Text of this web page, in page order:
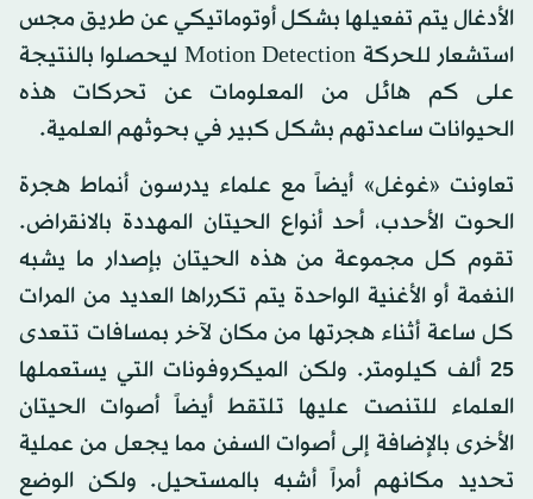
الأدغال يتم تفعيلها بشكل أوتوماتيكي عن طريق مجس
استشعار للحركة Motion Detection ليحصلوا بالنتيجة
على كم هائل من المعلومات عن تحركات هذه
الحيوانات ساعدتهم بشكل كبير في بحوثهم العلمية.
تعاونت «غوغل» أيضاً مع علماء يدرسون أنماط هجرة
الحوت الأحدب، أحد أنواع الحيتان المهددة بالانقراض.
تقوم كل مجموعة من هذه الحيتان بإصدار ما يشبه
النغمة أو الأغنية الواحدة يتم تكرراها العديد من المرات
كل ساعة أثناء هجرتها من مكان لآخر بمسافات تتعدى
25 ألف كيلومتر. ولكن الميكروفونات التي يستعملها
العلماء للتنصت عليها تلتقط أيضاً أصوات الحيتان
الأخرى بالإضافة إلى أصوات السفن مما يجعل من عملية
تحديد مكانهم أمراً أشبه بالمستحيل. ولكن الوضع